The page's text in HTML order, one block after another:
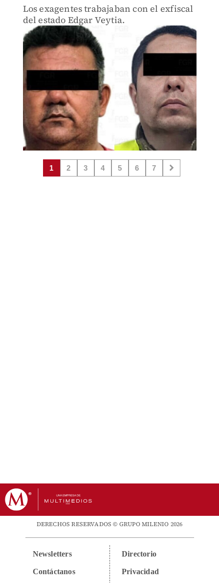
Los exagentes trabajaban con el exfiscal
del estado Edgar Veytia.
1 2 3 4 5 6 7
DERECHOS RESERVADOS © GRUPO MILENIO 2026
Newsletters
Contáctanos
Directorio
Privacidad